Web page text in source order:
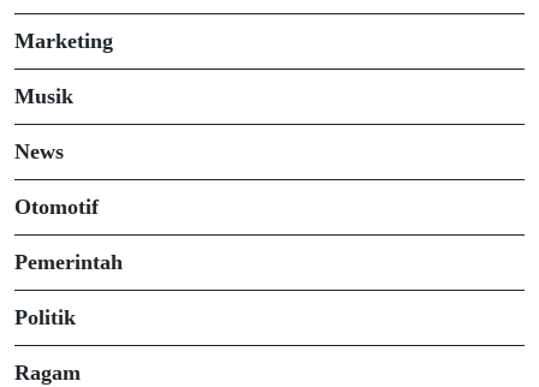
Marketing
Musik
News
Otomotif
Pemerintah
Politik
Ragam